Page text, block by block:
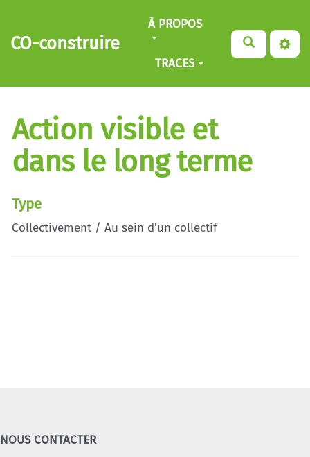
Aller au contenu principal
CO-construire
À PROPOS
TRACES
Action visible et
dans le long terme
Type
Collectivement / Au sein d'un collectif
NOUS CONTACTER